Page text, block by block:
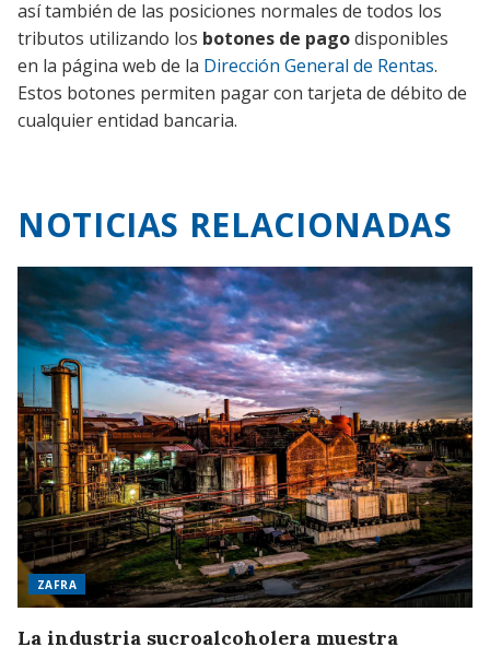
así también de las posiciones normales de todos los
tributos utilizando los botones de pagodisponibles
en la página web de la Dirección General de Rentas.
Estos botones permiten pagar con tarjeta de débito de
cualquier entidad bancaria.
NOTICIAS RELACIONADAS
ZAFRA
La industria sucroalcoholera muestra